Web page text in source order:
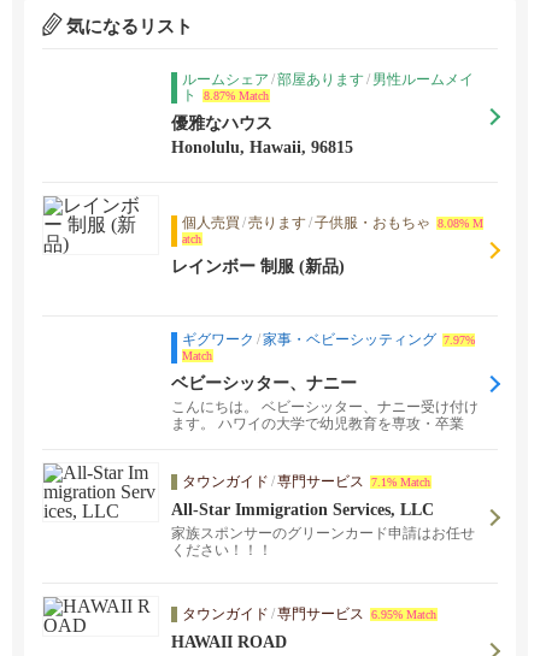
気になるリスト
ルームシェア /部屋あります/ 男性ルームメイ
ト
8.87% Match
優雅なハウス
Honolulu, Hawaii, 96815
個人売買 /売ります/子供服・おもちゃ
8.08% M
atch
レインボー 制服 (新品)
ギグワーク /家事・ベビーシッティング 7.97%
Match
ベビーシッター、ナニー
こんにちは。 ベビーシッター、ナニー受け付け
ます。 ハワイの大学で幼児教育を専攻・卒業
タウンガイド /専門サービス 7.1% Match
All-Star Immigration Services, LLC
家族スポンサーのグリーンカード申請はお任せ
ください！！！
タウンガイド /専門サービス 6.95% Match
HAWAII ROAD